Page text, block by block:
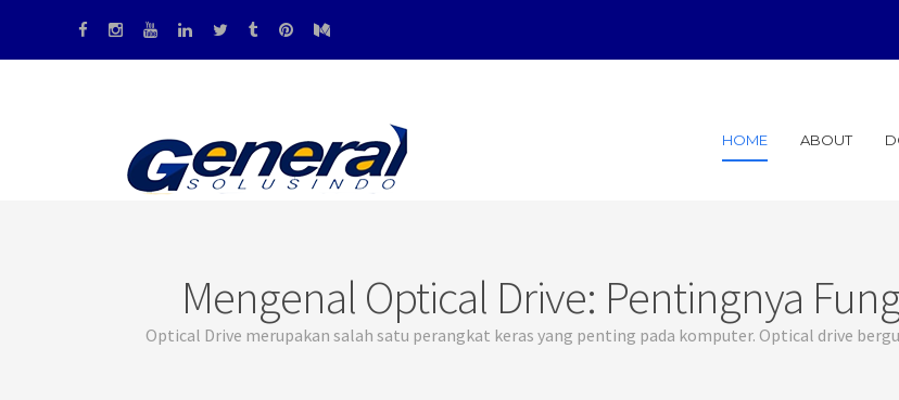
General
HOME ABOUT
Mengenal Optical Drive: Pentingnya
Optical Drive merupakan salah satu perangkat keras yang penting pada komputer. Optical drive